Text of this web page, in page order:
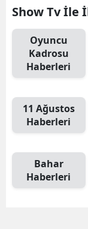
Show Tv İle
Oyuncu
Kadrosu
Haberleri
11 Ağustos
Haberleri
Bahar
Haberleri